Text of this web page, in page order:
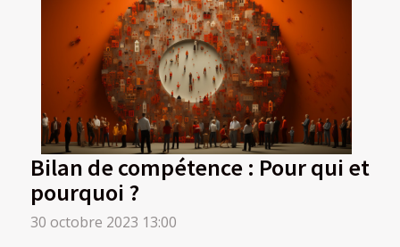
Bilan de compétence : Pour qui et
pourquoi ?
30 octobre 2023 13:00